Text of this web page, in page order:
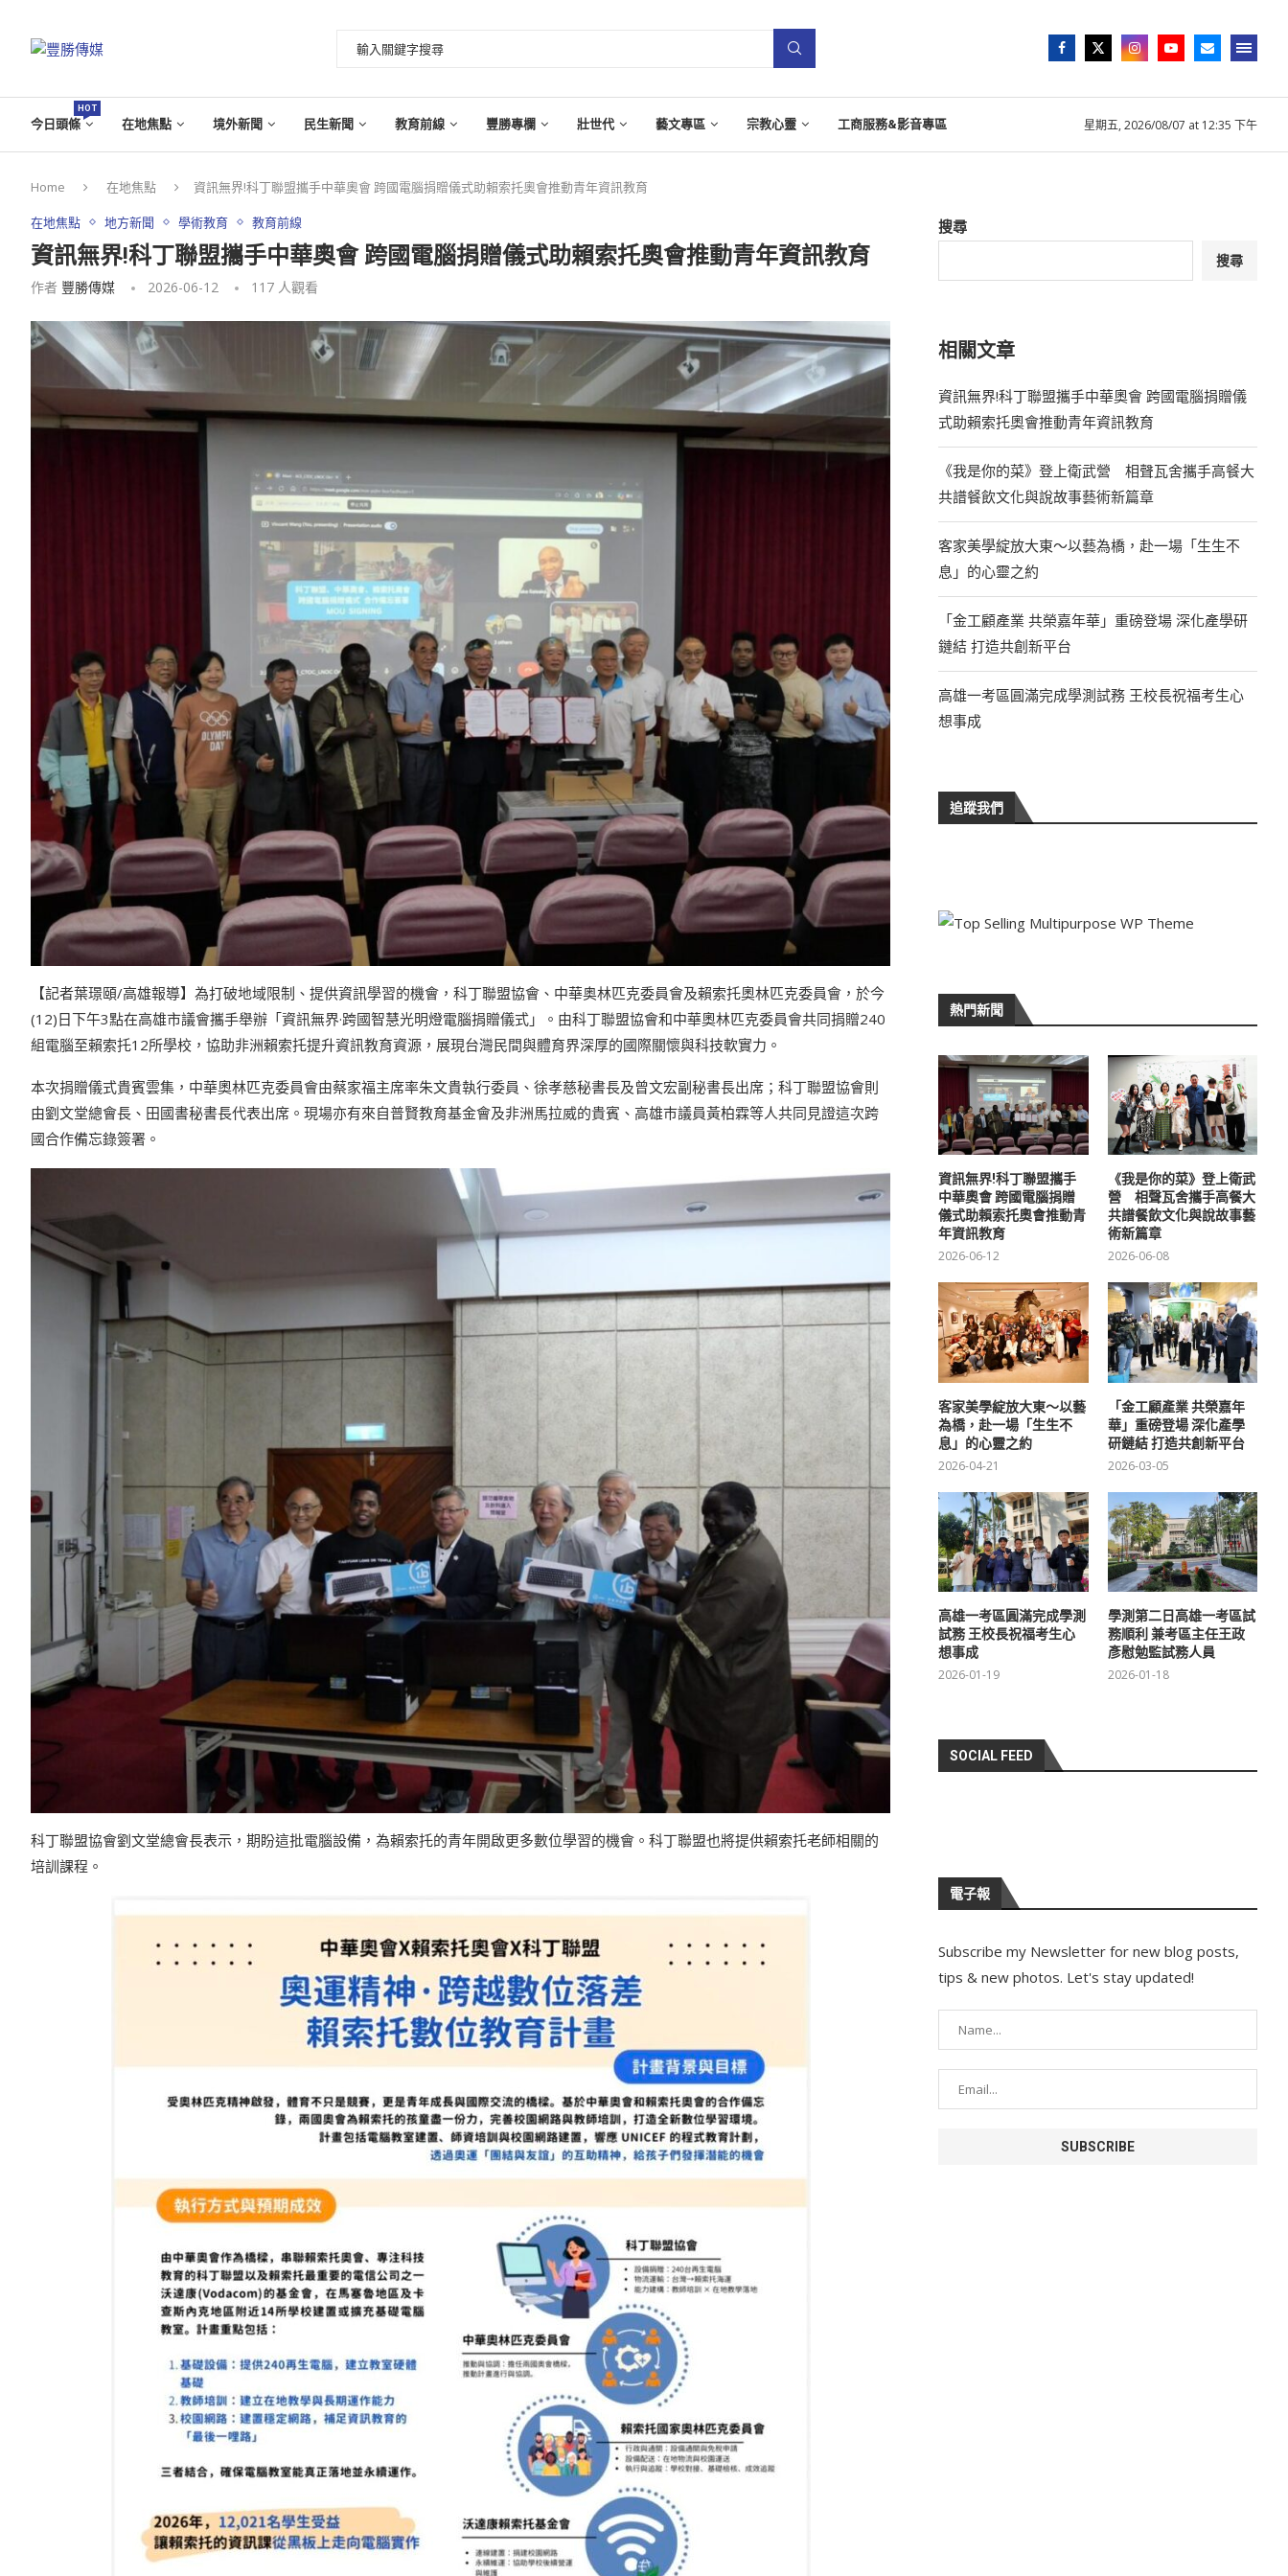
今日頭條
HOT
在地焦點 境外新聞 民生新聞 教育前線 豐勝專欄 壯世代 藝文專區 宗教心靈 工商服務&影音專區 星期五, 2026/08/07 at 12:35 下午
Home 在地焦點 資訊無界!科丁聯盟攜手中華奧會 跨國電腦捐贈儀式助賴索托奧會推動青年資訊教育
在地焦點 地方新聞 學術教育 教育前線
資訊無界!科丁聯盟攜手中華奧會 跨國電腦捐贈儀式助賴索托奧會推動青年資訊教育
作者 豐勝傳媒 2026-06-12 117 人觀看
【記者葉璟頤/高雄報導】為打破地域限制、提供資訊學習的機會，科丁聯盟協會、中華奥林匹克委員會及賴索托奧林匹克委員會，於今
(12)日下午3點在高雄市議會攜手舉辦「資訊無界·跨國智慧光明燈電腦捐贈儀式」。由科丁聯盟協會和中華奧林匹克委員會共同捐贈240
組電腦至賴索托12所學校，協助非洲賴索托提升資訊教育資源，展現台灣民間與體育界深厚的國際關懷與科技軟實力。
本次捐贈儀式貴賓雲集，中華奧林匹克委員會由蔡家福主席率朱文貴執行委員、徐孝慈秘書長及曾文宏副秘書長出席；科丁聯盟協會則
由劉文堂總會長、田國書秘書長代表出席。現場亦有來自普賢教育基金會及非洲馬拉威的貴賓、高雄巿議員黃柏霖等人共同見證這次跨
國合作備忘錄簽署。
科丁聯盟協會劉文堂總會長表示，期盼這批電腦設備，為賴索托的青年開啟更多數位學習的機會。科丁聯盟也將提供賴索托老師相關的
培訓課程。
搜尋
搜尋
相關文章
資訊無界!科丁聯盟攜手中華奧會 跨國電腦捐贈儀
式助賴索托奧會推動青年資訊教育
《我是你的菜》登上衛武營 相聲瓦舍攜手高餐大
共譜餐飲文化與說故事藝術新篇章
客家美學綻放大東～以藝為橋，赴一場「生生不
息」的心靈之約
「金工顧產業 共榮嘉年華」重磅登場 深化產學研
鏈結 打造共創新平台
高雄一考區圓滿完成學測試務 王校長祝福考生心
想事成
追蹤我們
熱門新聞
資訊無界!科丁聯盟攜手
中華奧會 跨國電腦捐贈
儀式助賴索托奧會推動青
年資訊教育
2026-06-12
《我是你的菜》登上衛武
營 相聲瓦舍攜手高餐大
共譜餐飲文化與說故事藝
術新篇章
2026-06-08
客家美學綻放大東～以藝
為橋，赴一場「生生不
息」的心靈之約
2026-04-21
「金工顧產業 共榮嘉年
華」重磅登場 深化產學
研鏈結 打造共創新平台
2026-03-05
高雄一考區圓滿完成學測
試務 王校長祝福考生心
想事成
2026-01-19
學測第二日高雄一考區試
務順利 兼考區主任王政
彥慰勉監試務人員
2026-01-18
SOCIAL FEED
電子報
Subscribe my Newsletter for new blog posts,
tips & new photos. Let's stay updated!